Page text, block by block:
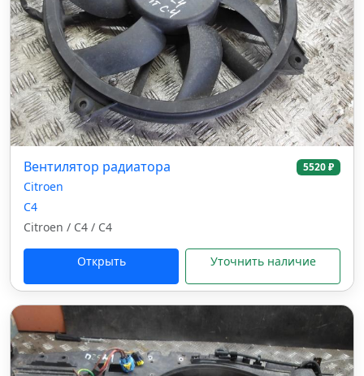
Вентилятор радиатора 5520 ₽
Citroen
C4
Citroen / C4 / C4
Открыть Уточнить наличие